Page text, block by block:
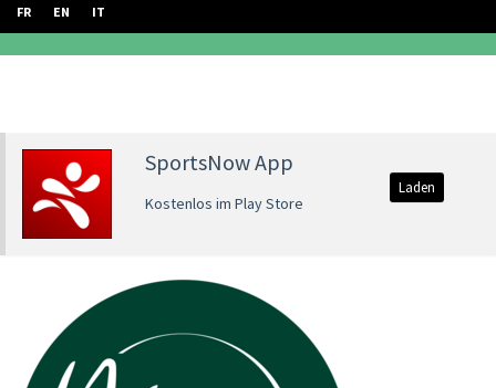
FR EN IT
SportsNow App
Kostenlos im Play Store
Laden